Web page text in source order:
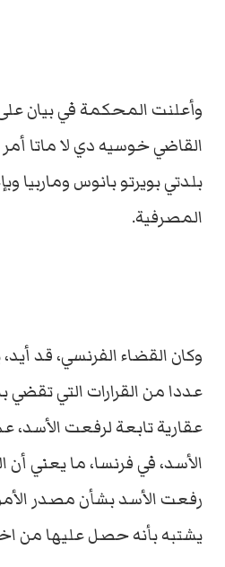
وأعلنت المحكمة في بيان
القاضي خوسيه دي لا ماتا
بلدتي بويرتو بانوس وماربيا
المصرفية.
وكان القضاء الفرنسي، قد
عددا من القرارات التي
عقارية تابعة لرفعت الأسد،
الأسد، في فرنسا، ما يعني
رفعت الأسد بشأن مصدر
يشتبه بأنه حصل عليها من